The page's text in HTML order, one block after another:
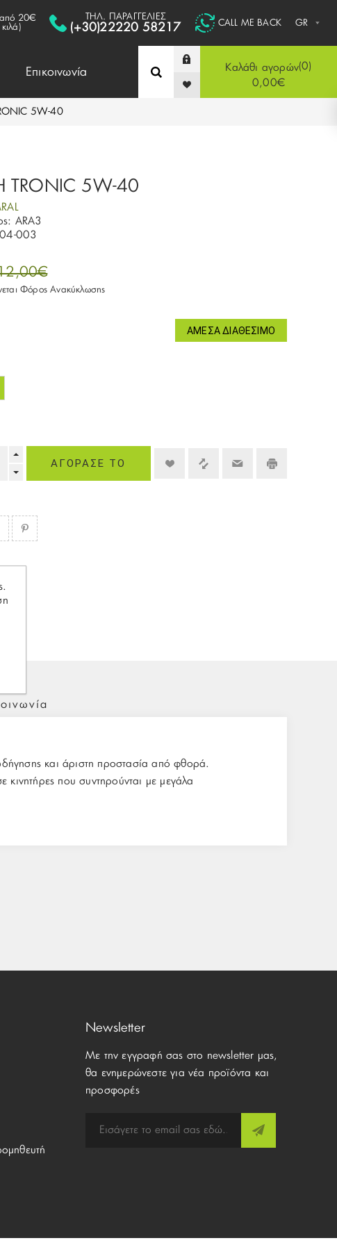
20€
ΤΗΛ. ΠΑΡΑΓΓΕΛΙΕΣ
(+30)22220 58217 CALL ME BACK
Επικοινωνία Καλάθι αγορών 0
0,00€
5W-40
TRONIC 5W-40
ARA3
003
Φόρος Ανακύκλωσης
ΆΜΕΣΑ ΔΙΑΘΈΣΙΜΟ
οδήγησης και άριστη προστασία από φθορά.
κινητήρες που συντηρούνται με μεγάλα
Newsletter
Με την εγγραφή σας στο newsletter μας,
θα ενημερώνεστε για νέα προϊόντα και
προσφορές